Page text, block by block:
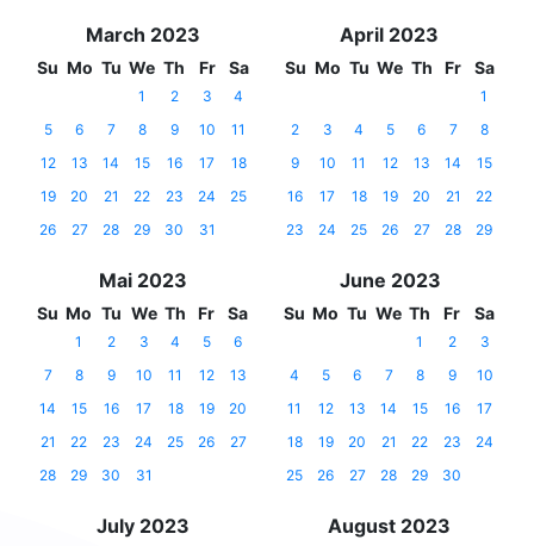
March 2023
Su Mo Tu We Th Fr Sa
1 2 3
4
5
6 7 8 9 10
11
12
13 14 15 16 17
18
19
20 21 22 23 24
25
26
27 28 29 30 31
April 2023
Su Mo Tu We Th Fr Sa
1
2
3 4 5 6 7
8
9
10 11 12 13 14
15
16
17 18 19 20 21
22
23
24 25 26 27 28 29
Mai 2023
Su Mo Tu We Th Fr Sa
1 2 3 4 5
6
7
8 9 10 11 12
13
14
15 16 17 18 19
20
21
22 23 24 25 26
27
28
29 30 31
June 2023
Su Mo Tu We Th Fr Sa
1 2
3
4
5 6 7 8 9
10
11
12 13 14 15 16
17
18
19 20 21 22 23
24
25
26 27 28 29 30
July 2023 August 2023